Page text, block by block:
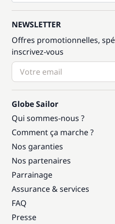
NEWSLETTER
Offres promotionnelles,
inscrivez-vous
Globe Sailor
Qui sommes-nous ?
Comment ça marche ?
Nos garanties
Nos partenaires
Parrainage
Assurance & services
FAQ
Presse